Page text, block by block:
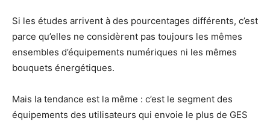
Si les études arrivent à des pourcentages différents, c’est
parce qu’elles ne considèrent pas toujours les mêmes
ensembles d’équipements numériques ni les mêmes
bouquets énergétiques.
Mais la tendance est la même : c’est le segment des
équipements des utilisateurs qui envoie le plus de GES